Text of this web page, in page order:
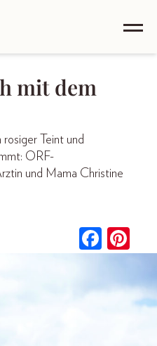
mit dem
rosiger Teint und
ORF-
und Mama Christine